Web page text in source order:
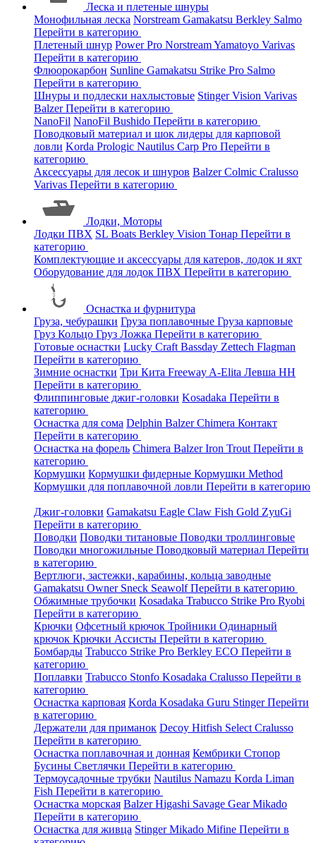
Леска и плетеные шнуры
Монофильная леска Norstream Gamakatsu Berkley Salmo
Перейти в категорию
Плетеный шнур Power Pro NorstreamYamatoyo Varivas
Перейти в категорию
Флюорокарбон Sunline Gamakatsu Strike Pro Salmo
Перейти в категорию
Шнуры и подлески нахлыстовые StingerVision Varivas
BalzerПерейти в категорию
NanoFil NanoFil Bushido Перейти в категорию
Поводковый материал и шок лидеры для карповой
ловли Korda Prologic Nautilus Carp Pro Перейти в
категорию
Аксессуары для лесок и шнуров BalzerColmic Cralusso
Varivas Перейти в категорию
Лодки, Моторы
Лодки ПВХ SL Boats Berkley Vision Тонар Перейти в
категорию
Комплектующие и аксессуары для катеров, лодок и яхт
Оборудование для лодок ПВХ Перейти в категорию
Оснастка и фурнитура
Груза, чебурашки Груза поплавочные Груза карповые
Груз Кольцо Груз Ложка Перейти в категорию
Готовые оснастки Lucky Craft Bassday Zettech Flagman
Перейти в категорию
Зимние оснастки Три Кита Freeway A-Elita Левша НН
Перейти в категорию
Флиппинговые джиг-головки Kosadaka Перейти в
категорию
Оснастка для сома Delphin BalzerChimera Контакт
Перейти в категорию
Оснастка на форель Chimera BalzerIron Trout Перейти в
категорию
Кормушки Кормушки фидерные Кормушки Method
Кормушки для поплавочной ловли Перейти в категорию
Джиг-головки Gamakatsu Eagle Claw Fish Gold ZyuGi
Перейти в категорию
Поводки Поводки титановые Поводки троллинговые
Поводки многожильные Поводковый материал Перейти
в категорию
Вертлюги, застежки, карабины, кольца заводные
Gamakatsu Owner Sneck SeawolfПерейти в категорию
Обжимные трубочки Kosadaka Trabucco Strike Pro Ryobi
Перейти в категорию
Крючки Офсетный крючок Тройники Одинарный
крючок Крючки Ассисты Перейти в категорию
Бомбарды Trabucco Strike Pro Berkley ECO Перейти в
категорию
Поплавки Trabucco Stonfo Kosadaka Cralusso Перейти в
категорию
Оснастка карповая Korda Kosadaka Guru StingerПерейти
в категорию
Держатели для приманок Decoy Hitfish Select Cralusso
Перейти в категорию
Оснастка поплавочная и донная Кембрики Стопор
Бусины Светлячки Перейти в категорию
Термоусадочные трубки Nautilus Namazu Korda Liman
Fish Перейти в категорию
Оснастка морская BalzerHigashi Savage GearMikado
Перейти в категорию
Оснастка для живца StingerMikado Mifine Перейти в